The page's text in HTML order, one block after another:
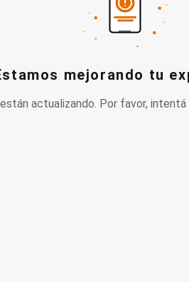
mejorando tu
actualizando. Por favor,